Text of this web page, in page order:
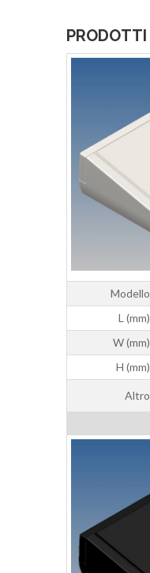
PRODOTTI
Modello
L (mm)
W (mm)
H (mm)
Altro